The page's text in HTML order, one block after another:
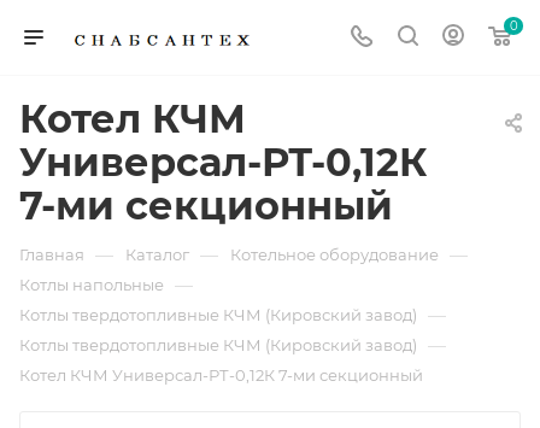
0
Котел КЧМ
Универсал-РТ-0,12К
7-ми секционный
Главная — Каталог — Котельное оборудование —
Котлы напольные —
Котлы твердотопливные КЧМ (Кировский завод) —
Котлы твердотопливные КЧМ (Кировский завод) —
Котел КЧМ Универсал-РТ-0,12К 7-ми секционный